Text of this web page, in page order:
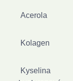
Acerola
Kolagen
Kyselina